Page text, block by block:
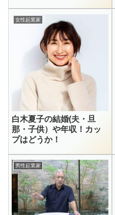
女性起業家
白木夏子の結婚(夫・旦
那・子供）や年収！カッ
プはどうか！
男性起業家